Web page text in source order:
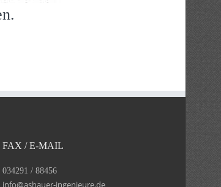
FAX / E-MAIL
034291 / 88456
info@ashauer-ingenieure.de